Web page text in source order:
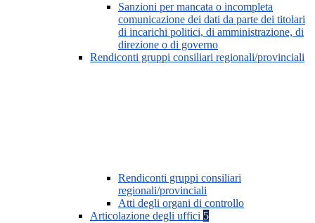
Sanzioni per mancata o incompleta
comunicazione dei dati da parte dei titolari
di incarichi politici, di amministrazione, di
direzione o di governo
Rendiconti gruppi consiliari regionali/provinciali
Rendiconti gruppi consiliari
regionali/provinciali
Atti degli organi di controllo
Articolazione degli uffici 5